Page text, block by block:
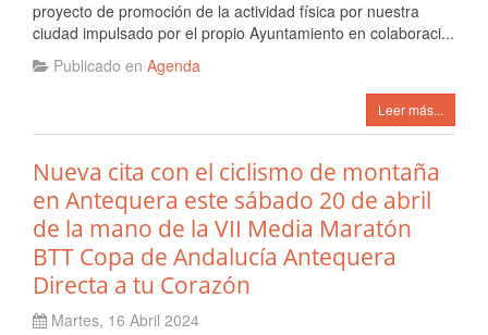
proyecto de promoción de la actividad física por nuestra
ciudad impulsado por el propio Ayuntamiento en colaboraci...
Publicado en Agenda
Leer más...
Nueva cita con el ciclismo de montaña
en Antequera este sábado 20 de abril
de la mano de la VII Media Maratón
BTT Copa de Andalucía Antequera
Directa a tu Corazón
Martes, 16 Abril 2024